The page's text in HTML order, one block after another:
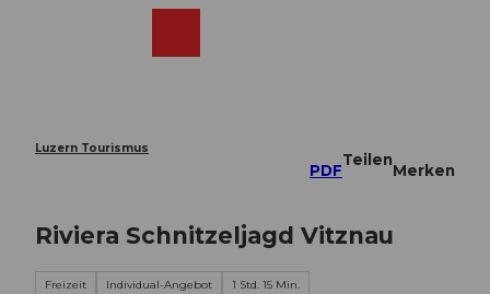
Luzern Tourismus
PDF
Teilen
Merken
Riviera Schnitzeljagd Vitznau
Freizeit Individual-Angebot 1 Std. 15 Min.